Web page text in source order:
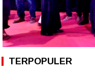
TERPOPULER